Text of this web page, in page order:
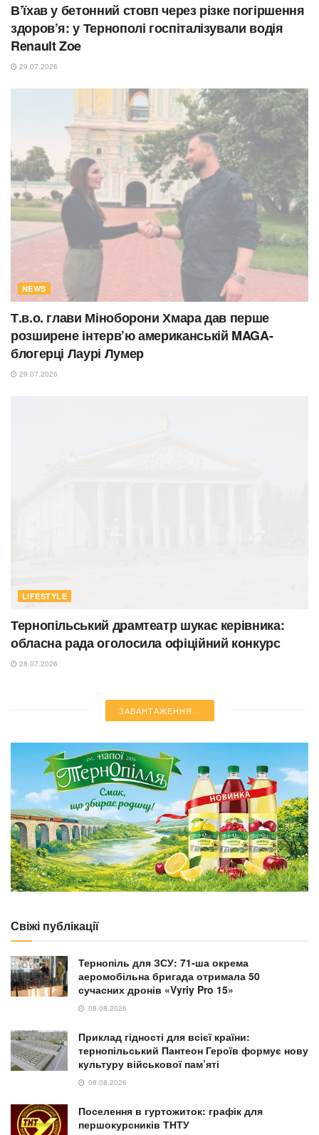
В’їхав у бетонний стовп через різке погіршення
здоров’я: у Тернополі госпіталізували водія
Renault Zoe
29.07.2026
NEWS
Т.в.о. глави Міноборони Хмара дав перше
розширене інтерв’ю американській MAGA-
блогерці Лаурі Лумер
29.07.2026
LIFESTYLE
Тернопільський драмтеатр шукає керівника:
обласна рада оголосила офіційний конкурс
28.07.2026
Шквали та грози: синоптики попередили про
погіршення погоди на Тернопільщині 27 липня
26.07.2026